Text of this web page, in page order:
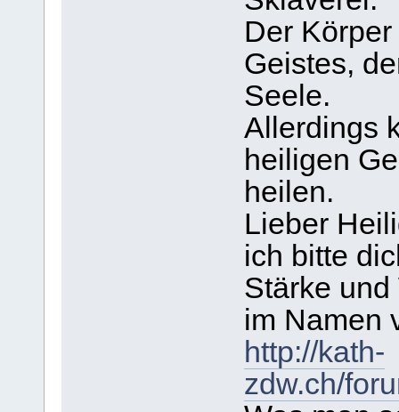
Der
Geistes,
Seele.
Allerdings
heiligen
heilen.
Lieber
ich bitte
Stärke
im Namen
http://kath-
zdw.ch/